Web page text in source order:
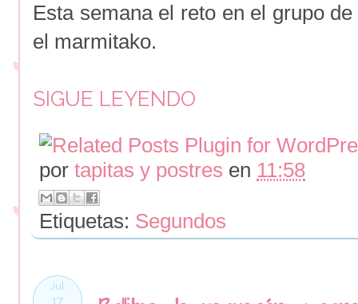
Esta semana el reto en el grupo
el marmitako.
SIGUE LEYENDO
por tapitas y postres en 11:58
Etiquetas: Segundos
Jul